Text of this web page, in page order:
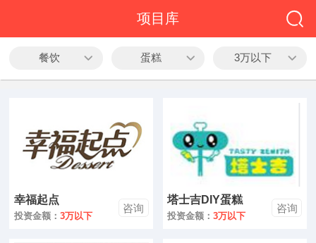
项目库
餐饮 蛋糕 3万以下
幸福起点
投资金额： 3万以下
咨询
塔士吉DIY蛋糕
投资金额：3万以下
咨询
教育
家居